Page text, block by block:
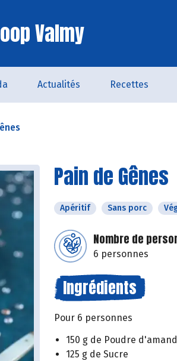
Valmy
Actualités Recettes
Pain de Gênes
Apéritif Sans porc
Nombre de
6 personnes
Ingrédients
Pour 6 personnes
150 g de Poudre
125 g de Sucre